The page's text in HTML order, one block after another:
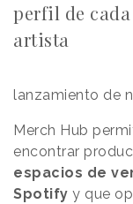
perfil de cada
artista
lanzamiento de
Merch Hub
encontrar
espacios de
Spotify y que